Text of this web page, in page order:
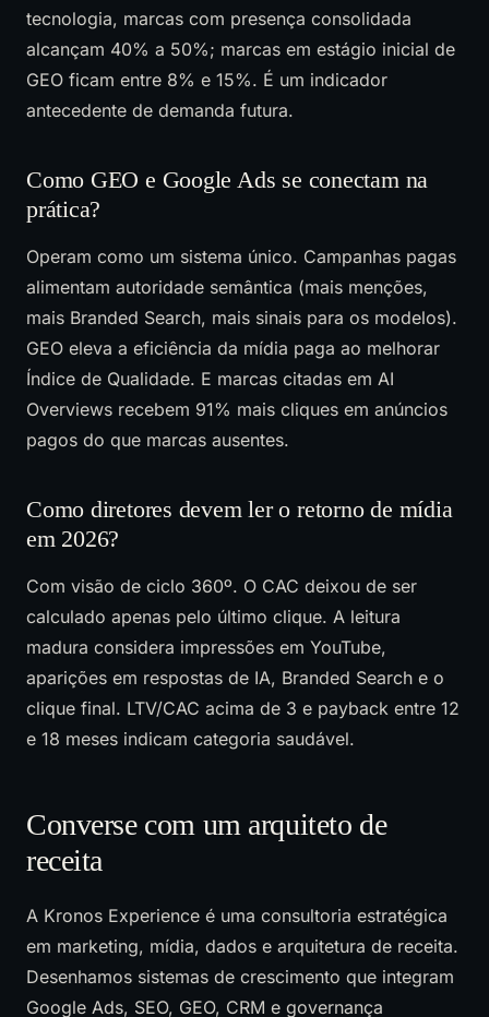
tecnologia, marcas com presença consolidada
alcançam 40% a 50%; marcas em estágio inicial de
GEO ficam entre 8% e 15%. É um indicador
antecedente de demanda futura.
Como GEO e Google Ads se conectam na
prática?
Operam como um sistema único. Campanhas pagas
alimentam autoridade semântica (mais menções,
mais Branded Search, mais sinais para os modelos).
GEO eleva a eficiência da mídia paga ao melhorar
Índice de Qualidade. E marcas citadas em AI
Overviews recebem 91% mais cliques em anúncios
pagos do que marcas ausentes.
Como diretores devem ler o retorno de mídia
em 2026?
Com visão de ciclo 360º. O CAC deixou de ser
calculado apenas pelo último clique. A leitura
madura considera impressões em YouTube,
aparições em respostas de IA, Branded Search e o
clique final. LTV/CAC acima de 3 e payback entre 12
e 18 meses indicam categoria saudável.
Converse com um arquiteto de
receita
A Kronos Experience é uma consultoria estratégica
em marketing, mídia, dados e arquitetura de receita.
Desenhamos sistemas de crescimento que integram
Google Ads, SEO, GEO, CRM e governança